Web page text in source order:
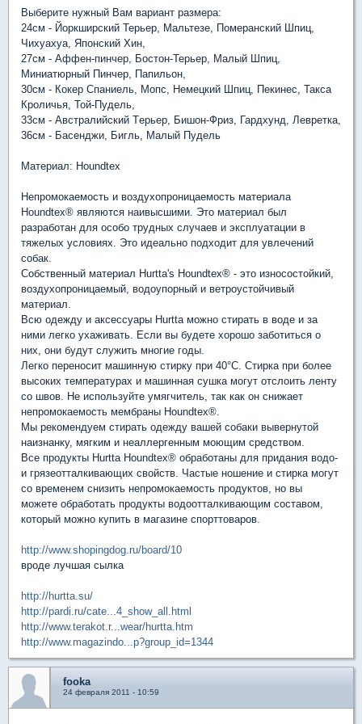
Выберите нужный Вам вариант размера:
24см - Йоркширский Терьер, Мальтезе, Померанский Шпиц,
Чихуахуа, Японский Хин,
27см - Аффен-пинчер, Бостон-Терьер, Малый Шпиц,
Миниатюрный Пинчер, Папильон,
30см - Кокер Спаниель, Мопс, Немецкий Шпиц, Пекинес, Такса
Кроличья, Той-Пудель,
33см - Австралийский Tерьер, Бишон-Фриз, Гардхунд, Левретка,
36см - Басенджи, Бигль, Малый Пудель
Материал: Houndtex
Непромокаемость и воздухопроницаемость материала
Houndtex® являются наивысшими. Это материал был
разработан для особо трудных случаев и эксплуатации в
тяжелых условиях. Это идеально подходит для увлечений
собак.
Собственный материал Hurtta's Houndtex® - это износостойкий,
воздухопроницаемый, водоупорный и ветроустойчивый
материал.
Всю одежду и аксессуары Hurtta можно стирать в воде и за
ними легко ухаживать. Если вы будете хорошо заботиться о
них, они будут служить многие годы.
Легко переносит машинную стирку при 40°C. Стирка при более
высоких температурах и машинная сушка могут отслоить ленту
со швов. Не используйте умягчитель, так как он снижает
непромокаемость мембраны Houndtex®.
Мы рекомендуем стирать одежду вашей собаки вывернутой
наизнанку, мягким и неаллергенным моющим средством.
Все продукты Hurtta Houndtex® обработаны для придания водо-
и грязеотталкивающих свойств. Частые ношение и стирка могут
со временем снизить непромокаемость продуктов, но вы
можете обработать продукты водоотталкивающим составом,
который можно купить в магазине спорттоваров.
http://www.shopingdog.ru/board/10
вроде лучшая сылка
http://hurtta.su/
http://pardi.ru/cate...4_show_all.html
http://www.terakot.r...wear/hurtta.htm
http://www.magazindo...p?group_id=1344
fooka
24 февраля 2011 - 10:59